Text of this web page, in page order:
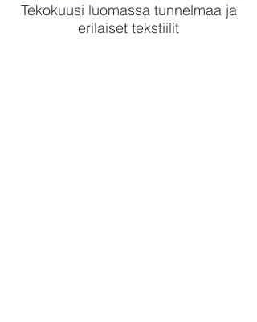
Tekokuusi luomassa tunnelmaa ja
erilaiset tekstiilit